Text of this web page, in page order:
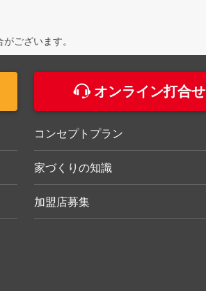
ございます。
オンライン打合せ
コンセプトプラン
家づくりの知識
加盟店募集